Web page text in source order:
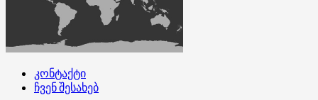
კონტაქტი
ჩვენ შესახებ